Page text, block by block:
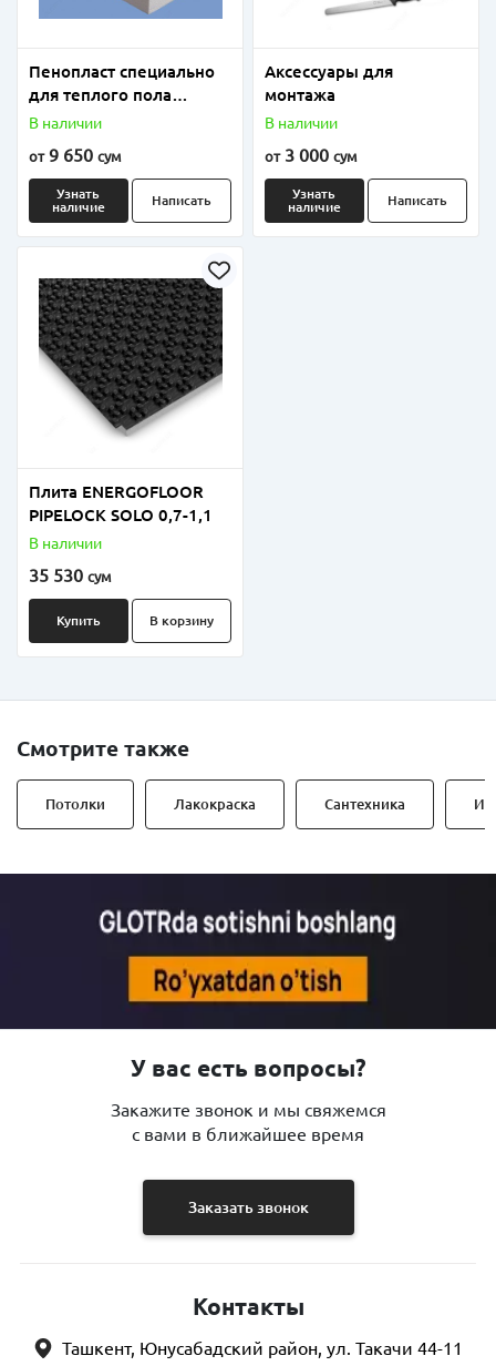
Пенопласт специально
для теплого пола
плотность от 18 до 25
В наличии
от9 650 сум
Узнать
наличие
Написать
Аксессуары для
монтажа
В наличии
от3 000 сум
Узнать
наличие
Написать
Плита ENERGOFLOOR
PIPELOCK SOLO 0,7-1,1
В наличии
35 530 сум
Купить В корзину
Смотрите также
Потолки Лакокраска Сантехника
У вас есть вопросы?
Закажите звонок и мы свяжемся
с вами в ближайшее время
Заказать звонок
Контакты
Ташкент, Юнусабадский район, ул. Такачи 44-11